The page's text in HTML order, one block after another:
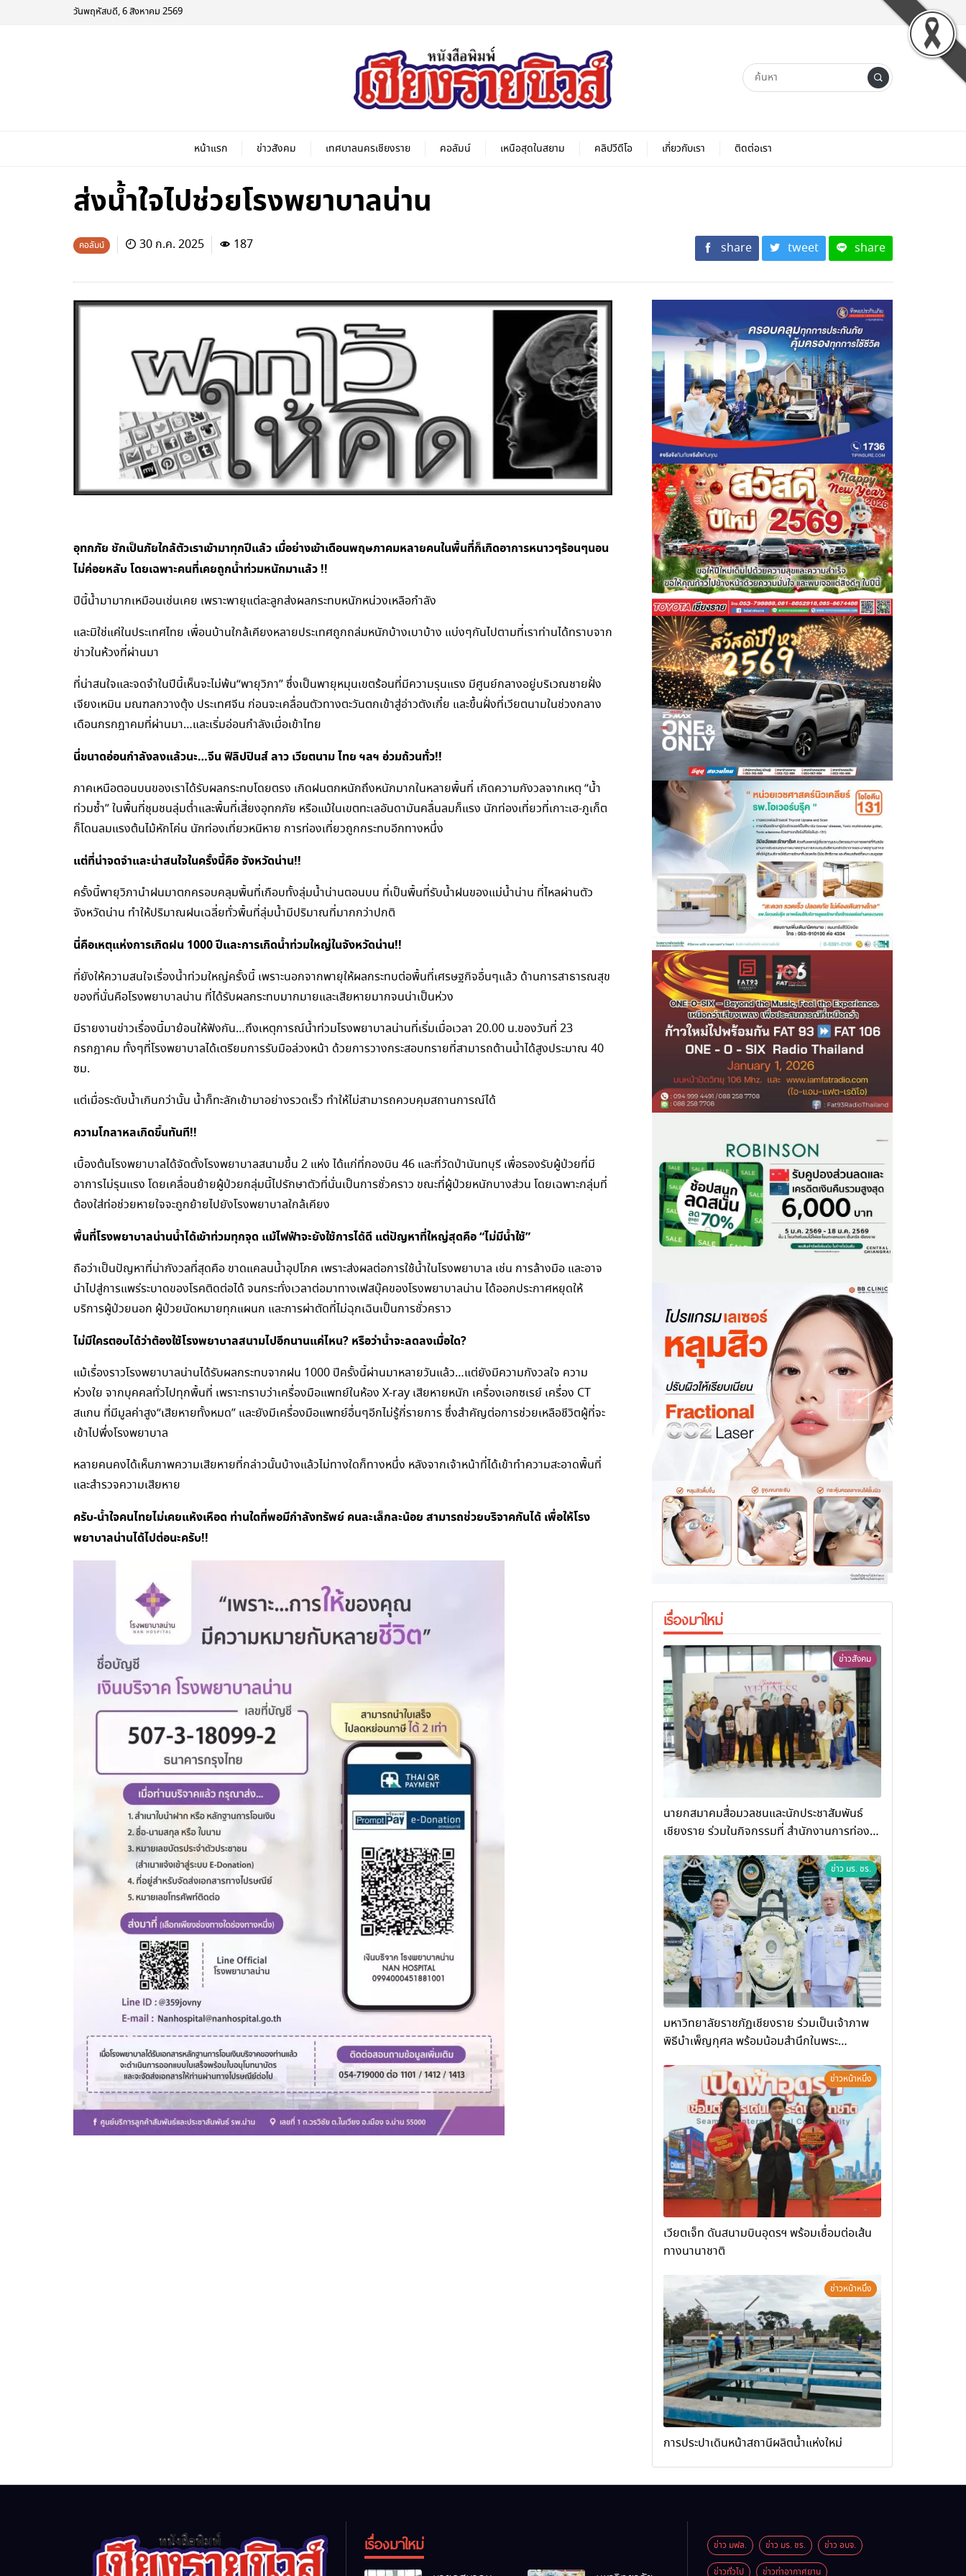
วันพฤหัสบดี, 6 สิงหาคม 2569
หน้าแรก ข่าวสังคม เทศบาลนครเชียงราย คอลัมน์ เหนือสุดในสยาม คลิปวีดีโอ เกี่ยวกับเรา ติดต่อเรา
ส่งน้ำใจไปช่วยโรงพยาบาลน่าน
คอลัมน์ 30 ก.ค. 2025 187 share tweet share
อุทกภัย ชักเป็นภัยใกล้ตัวเราเข้ามาทุกปีแล้ว เมื่อย่างเข้าเดือนพฤษภาคมหลายคนในพื้นที่ก็เกิดอาการหนาวๆร้อนๆนอน
ไม่ค่อยหลับ โดยเฉพาะคนที่เคยถูกน้ำท่วมหนักมาแล้ว !!
ปีนี้น้ำมามากเหมือนเช่นเคย เพราะพายุแต่ละลูกส่งผลกระทบหนักหน่วงเหลือกำลัง
และมิใช่แค่ในประเทศไทย เพื่อนบ้านใกล้เคียงหลายประเทศถูกถล่มหนักบ้างเบาบ้าง แบ่งๆกันไปตามที่เราท่านได้ทราบจาก
ข่าวในห้วงที่ผ่านมา
ที่น่าสนใจและจดจำในปีนี้เห็นจะไม่พ้น“พายุวิภา” ซึ่งเป็นพายุหมุนเขตร้อนที่มีความรุนแรง มีศูนย์กลางอยู่บริเวณชายฝั่ง
เจียงเหมิน มณฑลกวางตุ้ง ประเทศจีน ก่อนจะเคลื่อนตัวทางตะวันตกเข้าสู่อ่าวตังเกี๋ย และขึ้นฝั่งที่เวียตนามในช่วงกลาง
เดือนกรกฎาคมที่ผ่านมา…และเริ่มอ่อนกำลังเมื่อเข้าไทย
นี่ขนาดอ่อนกำลังลงแล้วนะ…จีน ฟิลิปปินส์ ลาว เวียตนาม ไทย ฯลฯ อ่วมถ้วนทั่ว!!
ภาคเหนือตอนบนของเราได้รับผลกระทบโดยตรง เกิดฝนตกหนักถึงหนักมากในหลายพื้นที่ เกิดความกังวลจากเหตุ “น้ำ
ท่วมซ้ำ” ในพื้นที่ชุมชนลุ่มต่ำและพื้นที่เสี่ยงอุทกภัย หรือแม้ในเขตทะเลอันดามันคลื่นลมก็แรง นักท่องเที่ยวที่เกาะเฮ-ภูเก็ต
ก็โดนลมแรงต้นไม้หักโค่น นักท่องเที่ยวหนีหาย การท่องเที่ยวถูกกระทบอีกทางหนึ่ง
แต่ที่น่าจดจำและน่าสนใจในครั้งนี้คือ จังหวัดน่าน!!
ครั้งนี้พายุวิภานำฝนมาตกครอบคลุมพื้นที่เกือบทั้งลุ่มน้ำน่านตอนบน ที่เป็นพื้นที่รับน้ำฝนของแม่น้ำน่าน ที่ไหลผ่านตัว
จังหวัดน่าน ทำให้ปริมาณฝนเฉลี่ยทั่วพื้นที่ลุ่มน้ำมีปริมาณที่มากกว่าปกติ
นี่คือเหตุแห่งการเกิดฝน 1000 ปีและการเกิดน้ำท่วมใหญ่ในจังหวัดน่าน!!
ที่ยังให้ความสนใจเรื่องน้ำท่วมใหญ่ครั้งนี้ เพราะนอกจากพายุให้ผลกระทบต่อพื้นที่เศรษฐกิจอื่นๆแล้ว ด้านการสาธารณสุข
ของที่นั่นคือโรงพยาบาลน่าน ที่ได้รับผลกระทบมากมายและเสียหายมากจนน่าเป็นห่วง
มีรายงานข่าวเรื่องนี้มาย้อนให้ฟังกัน…ถึงเหตุการณ์น้ำท่วมโรงพยาบาลน่านที่เริ่มเมื่อเวลา 20.00 น.ของวันที่ 23
กรกฎาคม ทั้งๆที่โรงพยาบาลได้เตรียมการรับมือล่วงหน้า ด้วยการวางกระสอบทรายที่สามารถต้านน้ำได้สูงประมาณ 40
ซม.
แต่เมื่อระดับน้ำเกินกว่านั้น น้ำก็ทะลักเข้ามาอย่างรวดเร็ว ทำให้ไม่สามารถควบคุมสถานการณ์ได้
ความโกลาหลเกิดขึ้นทันที!!
เบื้องต้นโรงพยาบาลได้จัดตั้งโรงพยาบาลสนามขึ้น 2 แห่ง ได้แก่ที่กองบิน 46 และที่วัดป่านันทบุรี เพื่อรองรับผู้ป่วยที่มี
อาการไม่รุนแรง โดยเคลื่อนย้ายผู้ป่วยกลุ่มนี้ไปรักษาตัวที่นั่นเป็นการชั่วคราว ขณะที่ผู้ป่วยหนักบางส่วน โดยเฉพาะกลุ่มที่
ต้องใส่ท่อช่วยหายใจจะถูกย้ายไปยังโรงพยาบาลใกล้เคียง
พื้นที่โรงพยาบาลน่านน้ำได้เข้าท่วมทุกจุด แม้ไฟฟ้าจะยังใช้การได้ดี แต่ปัญหาที่ใหญ่สุดคือ “ไม่มีน้ำใช้”
ถือว่าเป็นปัญหาที่น่ากังวลที่สุดคือ ขาดแคลนน้ำอุปโภค เพราะส่งผลต่อการใช้น้ำในโรงพยาบาล เช่น การล้างมือ และอาจ
นำไปสู่การแพร่ระบาดของโรคติดต่อได้ จนกระทั่งเวลาต่อมาทางเฟสบุ๊คของโรงพยาบาลน่าน ได้ออกประกาศหยุดให้
บริการผู้ป่วยนอก ผู้ป่วยนัดหมายทุกแผนก และการผ่าตัดที่ไม่ฉุกเฉินเป็นการชั่วคราว
ไม่มีใครตอบได้ว่าต้องใช้โรงพยาบาลสนามไปอีกนานแค่ไหน? หรือว่าน้ำจะลดลงเมื่อใด?
แม้เรื่องราวโรงพยาบาลน่านได้รับผลกระทบจากฝน 1000 ปีครั้งนี้ผ่านมาหลายวันแล้ว…แต่ยังมีความกังวลใจ ความ
ห่วงใย จากบุคคลทั่วไปทุกพื้นที่ เพราะทราบว่าเครื่องมือแพทย์ในห้อง X-ray เสียหายหนัก เครื่องเอกซเรย์ เครื่อง CT
สแกน ที่มีมูลค่าสูง“เสียหายทั้งหมด” และยังมีเครื่องมือแพทย์อื่นๆอีกไม่รู้กี่รายการ ซึ่งสำคัญต่อการช่วยเหลือชีวิตผู้ที่จะ
เข้าไปพึ่งโรงพยาบาล
หลายคนคงได้เห็นภาพความเสียหายที่กล่าวนั้นบ้างแล้วไม่ทางใดก็ทางหนึ่ง หลังจากเจ้าหน้าที่ได้เข้าทำความสะอาดพื้นที่
และสำรวจความเสียหาย
ครับ-น้ำใจคนไทยไม่เคยแห้งเหือด ท่านใดที่พอมีกำลังทรัพย์ คนละเล็กละน้อย สามารถช่วยบริจาคกันได้ เพื่อให้โรง
พยาบาลน่านได้ไปต่อนะครับ!!
เรื่องมาใหม่
ข่าวสังคม
นายกสมาคมสื่อมวลชนและนักประชาสัมพันธ์
เชียงราย ร่วมในกิจกรรมที่ สำนักงานการท่อง
“การพัฒนาศักยภาพผู้ประกอบการและเครือข่าย
ธุรกิจ Wellness สู่การเติบโตอย่างยั่งยืน
(Chiang Rai Wellness Business
Academy)”
ข่าว มร. ชร.
มหาวิทยาลัยราชภัฏเชียงราย ร่วมเป็นเจ้าภาพ
พิธีบำเพ็ญกุศล พร้อมน้อมสำนึกในพระ
ข่าวหน้าหนึ่ง
เวียตเจ็ท ดันสนามบินอุดรฯ พร้อมเชื่อมต่อเส้น
ทางนานาชาติ
ข่าวหน้าหนึ่ง
การประปาเดินหน้าสถานีผลิตน้ำแห่งใหม่
เรื่องมาใหม่ ข่าว มฟล. ข่าว มร. ชร. ข่าว อบจ.
ข่าวทั่วไป ข่าวท่าอากาศยาน